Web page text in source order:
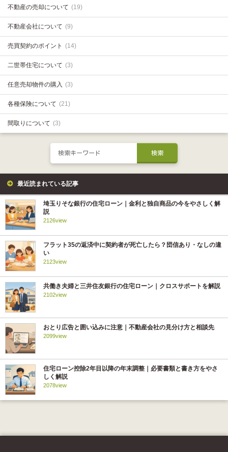
不動産の売却について (19)
不動産会社について (9)
売買契約のポイント (14)
二世帯住宅について (3)
任意売却物件の購入 (3)
各種保険について (21)
間取りについて (3)
最近読まれている記事
埼玉りそな銀行の住宅ローン｜金利と独自商品の今をやさしく解
説
2126view
フラット35の返済中に契約者が死亡したら？団信あり・なしの違
い
2123view
共働き夫婦と三井住友銀行の住宅ローン｜クロスサポートを解説
2102view
おとり広告と囲い込みに注意｜不動産会社の見分け方と相談先
2099view
住宅ローン控除2年目以降の年末調整｜必要書類と書き方をやさ
しく解説
2078view